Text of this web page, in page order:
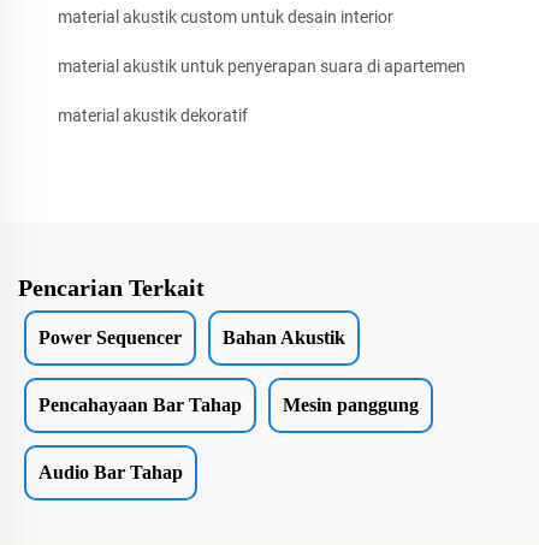
material akustik custom untuk desain interior
material akustik untuk penyerapan suara di apartemen
material akustik dekoratif
Pencarian Terkait
Power Sequencer Bahan Akustik
Pencahayaan Bar Tahap Mesin panggung
Audio Bar Tahap